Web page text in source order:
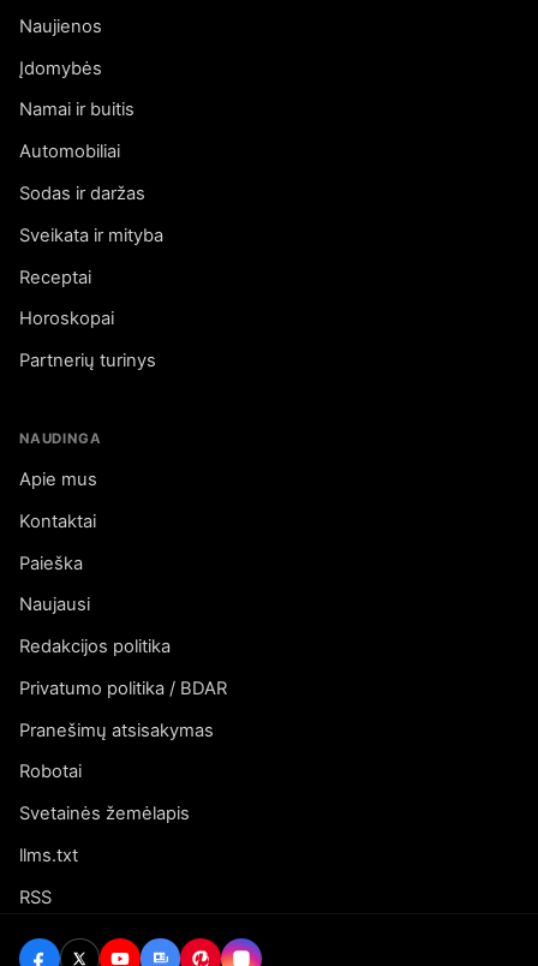
Naujienos
Įdomybės
Namai ir buitis
Automobiliai
Sodas ir daržas
Sveikata ir mityba
Receptai
Horoskopai
Partnerių turinys
NAUDINGA
Apie mus
Kontaktai
Paieška
Naujausi
Redakcijos politika
Privatumo politika / BDAR
Pranešimų atsisakymas
Robotai
Svetainės žemėlapis
llms.txt
RSS